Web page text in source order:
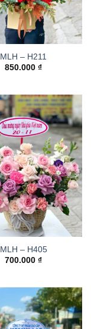
MLH – H211
850.000 ₫
MLH – H405
700.000 ₫